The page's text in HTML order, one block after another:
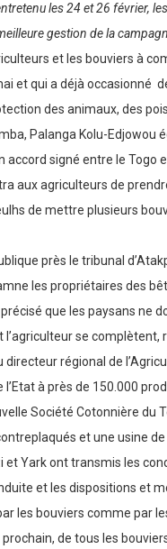
les 24 et 26 février,
gestion de la
et les bouviers à
et qui a déjà
des animaux, des
Palanga Kolu-
signé entre le Togo
aux agriculteurs de
de mettre plusieurs
près le tribunal
les propriétaires des
que les paysans ne
l’agriculteur se
régional de
l’Etat à près de 150.000
Société Cotonnière
et une usine
et Yark ont transmis les
et les dispositions et
les bouviers comme
prochain, de tous les